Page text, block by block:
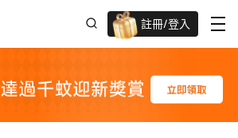
註冊/登入
迎新驚喜賞 股票/BTC等任你揀!